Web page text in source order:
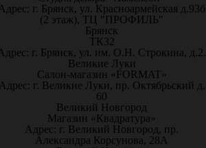
г. Брянск, ул. Красноармейская д.93б
(2 этаж), ТЦ "ПРОФИЛЬ"
Брянск
ТК32
г. Брянск, ул. им. О.Н. Строкина, д.2.
Великие Луки
Салон-магазин «FORMAT»
г. Великие Луки, пр. Октябрьский д.
60
Великий Новгород
Магазин «Квадратура»
Адрес: г. Великий Новгород, пр.
Александра Корсунова, 28А